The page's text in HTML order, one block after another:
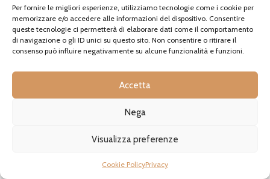
Per fornire le migliori esperienze, utilizziamo tecnologie come i cookie per
memorizzare e/o accedere alle informazioni del dispositivo. Consentire
queste tecnologie ci permetterà di elaborare dati come il comportamento
di navigazione o gli ID unici su questo sito. Non consentire o ritirare il
consenso può influire negativamente su alcune funzionalità e funzioni.
Accetta
Nega
Visualizza preferenze
Cookie PolicyPrivacy
Disponibile
Oldtimer Auto d’Epoca
32,90€ -38,70€
Fascia
di
prezzo:
38,70€
IVA incl., se applicabile
Questo
varianti.
Disponibile
Van Life Furgone Camper
32,90€-38,70€
Fascia
di
prezzo:
38,70€
IVA incl., se applicabile
Questo
varianti.
possono